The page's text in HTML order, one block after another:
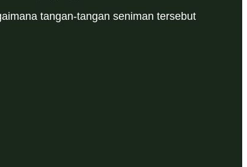
tangan-tangan seniman tersebut